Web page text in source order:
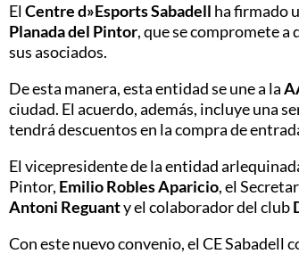
ElCentre d»Esports Sabadell ha firmado
Planada del Pintor, que se compromete
sus asociados.
De esta manera, esta entidad se une a la
ciudad. El acuerdo, además, incluye una
tendrá descuentos en la compra de
El vicepresidente de la entidad
Pintor, Emilio Robles Aparicio, el
Antoni Reguanty el colaborador del club
Con este nuevo convenio, el CE Sabadell